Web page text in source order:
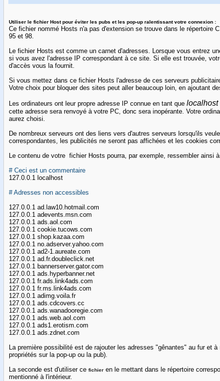
Utiliser le fichier Host pour éviter les pubs et les pop-up ralentissant votre connexion :
Ce fichier nommé Hosts n'a pas d'extension se trouve dans le répertoire
95 et 98.
Le fichier Hosts est comme un carnet d'adresses. Lorsque vous entrez
si vous avez l'adresse IP correspondant à ce site. Si elle est trouvée,
d'accès vous la fournit.
Si vous mettez dans ce fichier Hosts l'adresse de ces serveurs
Votre choix pour bloquer des sites peut aller beaucoup loin, en ajoutant
Les ordinateurs ont leur propre adresse IP connue en tant que localhost
cette adresse sera renvoyé à votre PC, donc sera inopérante. Votre
aurez choisi.
De nombreux serveurs ont des liens vers d'autres serveurs lorsqu'ils
correspondantes, les publicités ne seront pas affichées et les cookies
Le contenu de votre fichier Hosts pourra, par exemple, ressembler ainsi
# Ceci est un commentaire
127.0.0.1 localhost
# Adresses non accessibles
127.0.0.1 ad.law10.hotmail.com
127.0.0.1 adevents.msn.com
127.0.0.1 ads.aol.com
127.0.0.1 cookie.tucows.com
127.0.0.1 shop.kazaa.com
127.0.0.1 no.adserver.yahoo.com
127.0.0.1 ad2-1.aureate.com
127.0.0.1 ad.fr.doubleclick.net
127.0.0.1 bannerserver.gator.com
127.0.0.1 ads.hyperbanner.net
127.0.0.1 fr.ads.link4ads.com
127.0.0.1 fr.ms.link4ads.com
127.0.0.1 adimg.voila.fr
127.0.0.1 ads.cdcovers.cc
127.0.0.1 ads.wanadooregie.com
127.0.0.1 ads.web.aol.com
127.0.0.1 ads1.erotism.com
127.0.0.1 ads.zdnet.com
La première possibilité est de rajouter les adresses "gênantes" au fur et
propriétés sur la pop-up ou la pub).
La seconde est d'utiliser ce fichier en le mettant dans le répertoire
mentionné à l'intérieur.